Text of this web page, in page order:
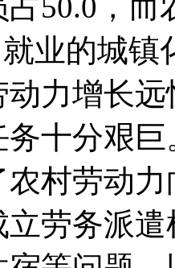
就业的城
力增长
务十分
村劳动
劳务派